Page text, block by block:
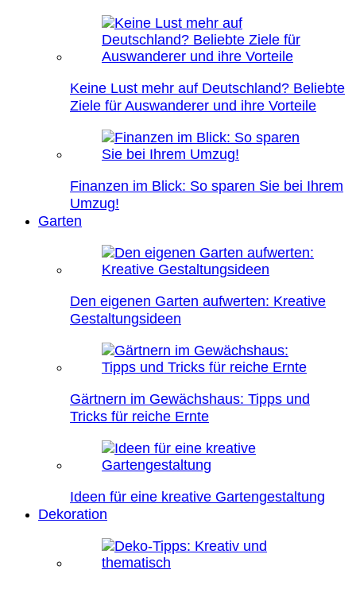
Keine Lust mehr auf Deutschland? Beliebte
Ziele für Auswanderer und ihre Vorteile
Finanzen im Blick: So sparen Sie bei Ihrem
Umzug!
Garten
Den eigenen Garten aufwerten: Kreative
Gestaltungsideen
Gärtnern im Gewächshaus: Tipps und
Tricks für reiche Ernte
Ideen für eine kreative Gartengestaltung
Dekoration